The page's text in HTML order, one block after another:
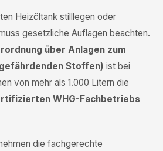
Heizöltank stilllegen oder
gesetzliche Auflagen beachten.
über Anlagen zum
Stoffen) ist bei
von mehr als 1.000 Litern die
WHG-Fachbetriebs
die fachgerechte